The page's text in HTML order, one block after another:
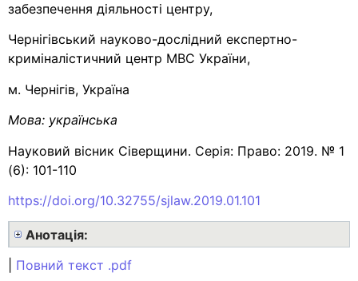
забезпечення діяльності центру,
Чернігівський науково-дослідний експертно-
криміналістичний центр МВС України,
м. Чернігів, Україна
Мова: українська
Науковий вісник Сіверщини. Серія: Право: 2019. № 1
(6): 101-110
https://doi.org/10.32755/sjlaw.2019.01.101
Анотація:
Повний текст .pdf